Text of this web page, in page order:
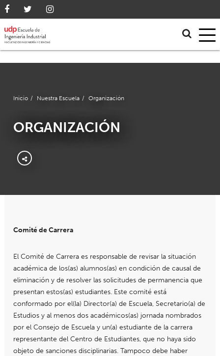
Inicio / Nuestra Escuela / Organización
ORGANIZACIÓN
Comité de Carrera
El Comité de Carrera es responsable de revisar la situación
académica de los(as) alumnos(as) en condición de causal de
eliminación y de resolver las solicitudes de permanencia que
presentan estos(as) estudiantes. Este comité está
conformado por el(la) Director(a) de Escuela, Secretario(a) de
Estudios y al menos dos académicos(as) jornada nombrados
por el Consejo de Escuela y un(a) estudiante de la carrera
representante del Centro de Estudiantes, que no haya sido
objeto de sanciones disciplinarias. Tampoco debe haber